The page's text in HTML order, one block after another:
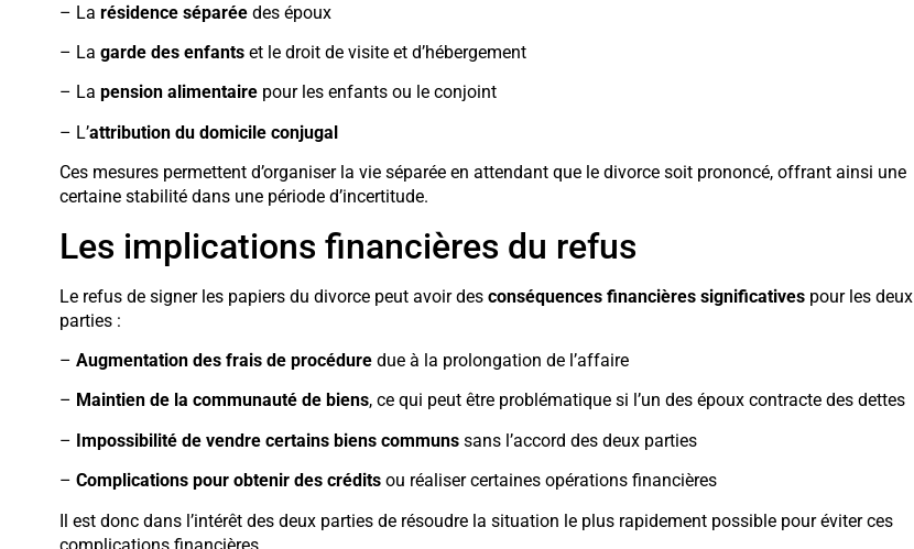
– La résidence séparéedes époux
– La garde des enfantset le droit de visite et d’hébergement
– La pension alimentairepour les enfants ou le conjoint
– L’attribution du domicile conjugal
Ces mesures permettent d’organiser la vie séparée en attendant que le divorce soit prononcé, offrant ainsi une
certaine stabilité dans une période d’incertitude.
Les implications financières du refus
Le refus de signer les papiers du divorce peut avoir des conséquences financières significativespour les deux
parties :
– Augmentation des frais de procéduredue à la prolongation de l’affaire
– Maintien de la communauté de biens, ce qui peut être problématique si l’un des époux contracte des dettes
– Impossibilité de vendre certains biens communssans l’accord des deux parties
– Complications pour obtenir des créditsou réaliser certaines opérations financières
Il est donc dans l’intérêt des deux parties de résoudre la situation le plus rapidement possible pour éviter ces
complications financières.